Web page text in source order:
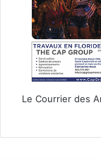
Le Courrier des